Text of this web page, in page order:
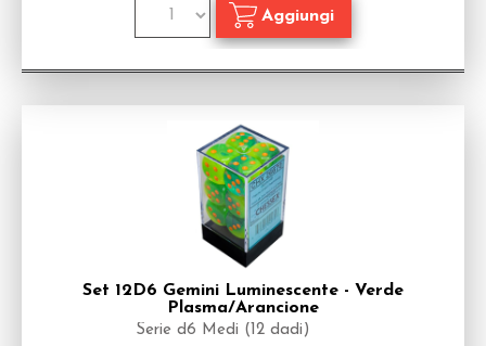
Set 12D6 Gemini Luminescente - Verde
Plasma/Arancione
Serie d6 Medi (12 dadi)